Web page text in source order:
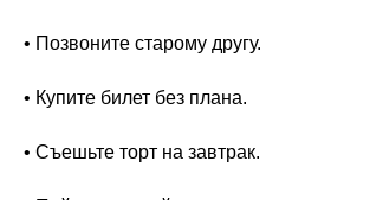
• Позвоните старому другу.
• Купите билет без плана.
• Съешьте торт на завтрак.